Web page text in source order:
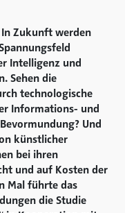
Zukunft werden
Intelligenz und
Sehen die
technologische
Informations- und
Und
künstlicher
bei ihren
und auf Kosten der
Mal führte das
die Studie